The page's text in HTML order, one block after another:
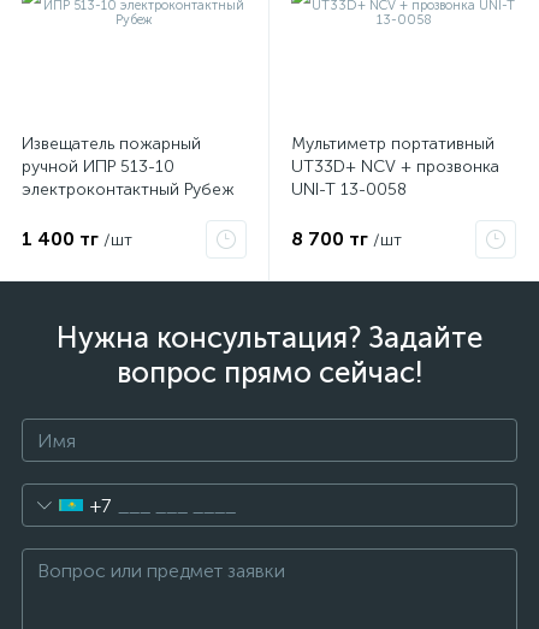
Извещатель пожарный
ручной ИПР 513-10
электроконтактный Рубеж
1 400 тг /шт
Мультиметр портативный
UT33D+ NCV + прозвонка
UNI-T 13-0058
8 700 тг /шт
Нужна консультация? Задайте
вопрос прямо сейчас!
+7